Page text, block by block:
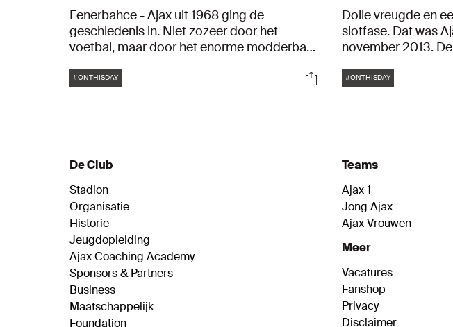
Fenerbahce - Ajax uit 1968 ging de
geschiedenis in. Niet zozeer door het
voetbal, maar door het enorme modderbad
bodem met 0-2.
Tags
#ONTHISDAY Socials
Dolle vreugde en
slotfase. Dat was
november 2013.
Spanjaarden
Serero en Danny
Tags
#ONTHISDAY
De Club
Stadion
Organisatie
Historie
Jeugdopleiding
Ajax Coaching Academy
Sponsors & Partners
Business
Maatschappelijk
Foundation
Teams
Ajax 1
Jong Ajax
Ajax Vrouwen
Meer
Vacatures
Fanshop
Privacy
Disclaimer